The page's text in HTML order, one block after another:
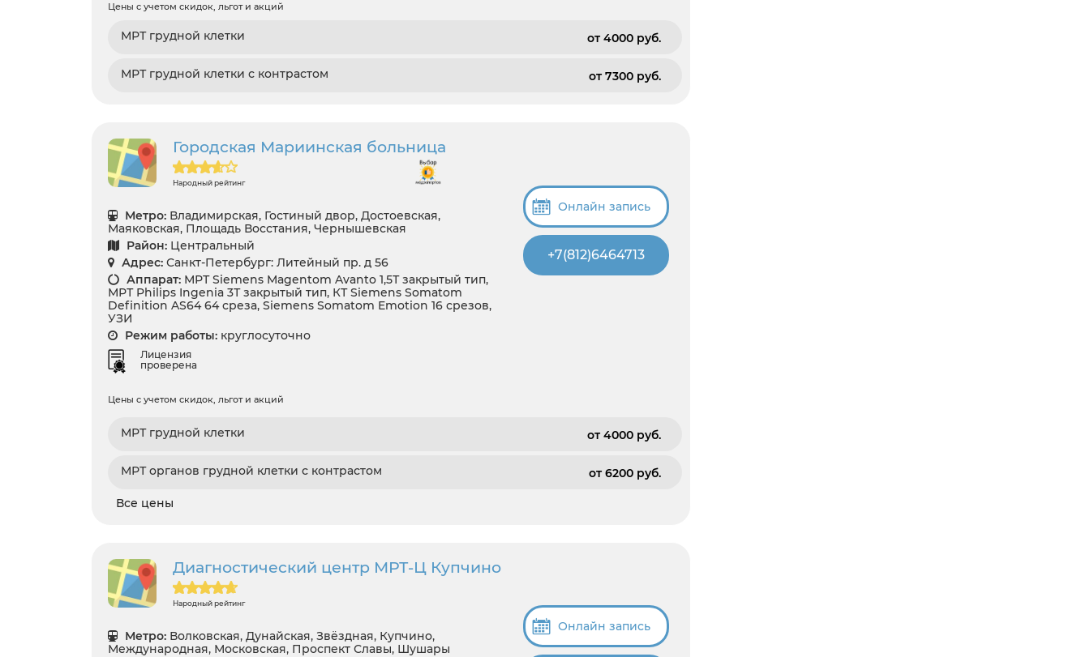
Цены с учетом скидок, льгот и акций
МРТ грудной клетки от 4000 pуб.
МРТ грудной клетки с контрастом от 7300 pуб.
Городская Мариинская больница
Народный рейтинг
Метро: Владимирская, Гостиный двор, Достоевская,
Маяковская, Площадь Восстания, Чернышевская
Район: Центральный
Адрес: Санкт-Петербург: Литейный пр. д 56
Аппарат: МРТ Siemens Magentom Avanto 1,5Т закрытый тип,
МРТ Philips Ingenia 3Т закрытый тип, КТ Siemens Somatom
Definition AS64 64 среза, Siemens Somatom Emotion 16 срезов,
УЗИ
Режим работы: круглосуточно
Лицензия
проверена
Онлайн запись
+7(812)6464713
Цены с учетом скидок, льгот и акций
МРТ грудной клетки от 4000 pуб.
МРТ органов грудной клетки с контрастом от 6200 pуб.
Все цены
Диагностический центр МРТ-Ц Купчино
Народный рейтинг
Метро: Волковская, Дунайская, Звёздная, Купчино,
Международная, Московская, Проспект Славы, Шушары
Онлайн запись